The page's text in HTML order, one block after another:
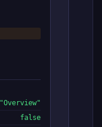
"Overview"
false